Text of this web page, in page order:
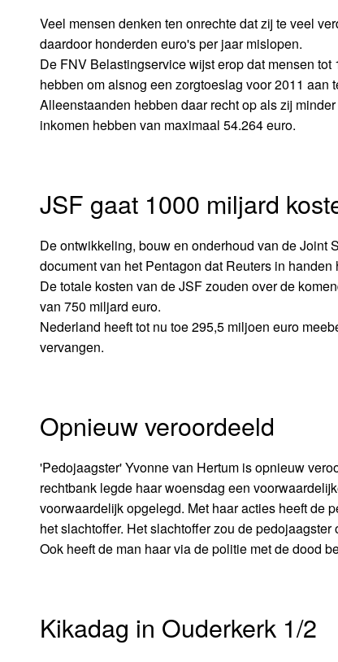
Veel mensen denken ten onrechte dat zij te veel
daardoor honderden euro's per jaar mislopen.
De FNV Belastingservice wijst erop dat mensen
hebben om alsnog een zorgtoeslag voor 2011 aan
Alleenstaanden hebben daar recht op als zij
inkomen hebben van maximaal 54.264 euro.
JSF gaat 1000 miljard
De ontwikkeling, bouw en onderhoud van de Joint
document van het Pentagon dat Reuters in handen
De totale kosten van de JSF zouden over de
van 750 miljard euro.
Nederland heeft tot nu toe 295,5 miljoen euro
vervangen.
Opnieuw veroordeeld
'Pedojaagster' Yvonne van Hertum is opnieuw
rechtbank legde haar woensdag een
voorwaardelijk opgelegd. Met haar acties heeft de
het slachtoffer. Het slachtoffer zou de
Ook heeft de man haar via de politie met de dood
Kikadag in Ouderkerk 1/2